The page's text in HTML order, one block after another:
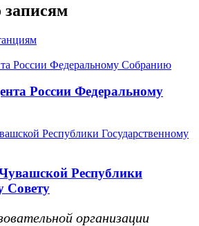
России Федеральному
Республики
Совету
организации